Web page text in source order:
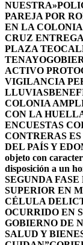
NUESTRA»
PAREJA POR
EN LA
CRUZ
PLAZA
TENAYO
ACTIVO
VIGILANCIA
LLUVIAS
COLONIA
CON LA
ENCUESTAS
CONTRERAS
DEL PAÍS Y
objeto con
disposición a un
SEGUNDA
SUPERIOR EN
CÉLULA
OCURRIDO EN
GOBIERNO DE
SALUD Y